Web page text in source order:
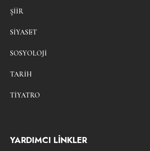
ŞIIR
SIYASET
SOSYOLOJI
TARIH
TIYATRO
YARDIMCI LİNKLER